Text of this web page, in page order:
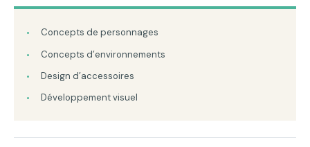
Concepts de personnages
Concepts d’environnements
Design d’accessoires
Développement visuel